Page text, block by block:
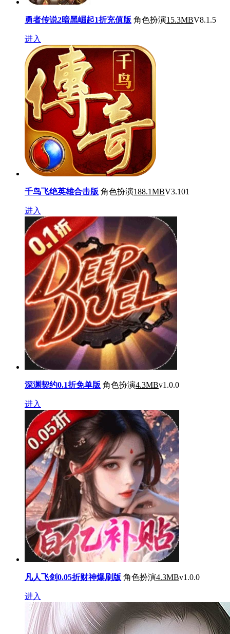
勇者传说2暗黑崛起1折充值版 角色扮演15.3MBV8.1.5
进入
千鸟飞绝英雄合击版 角色扮演188.1MBV3.101
进入
深渊契约0.1折免单版 角色扮演4.3MBv1.0.0
进入
凡人飞剑0.05折财神爆刷版 角色扮演4.3MBv1.0.0
进入